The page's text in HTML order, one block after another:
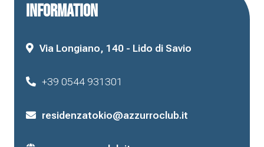
INFORMATION
Via Longiano, 140 - Lido di Savio
+39 0544 931301
residenzatokio@azzurroclub.it